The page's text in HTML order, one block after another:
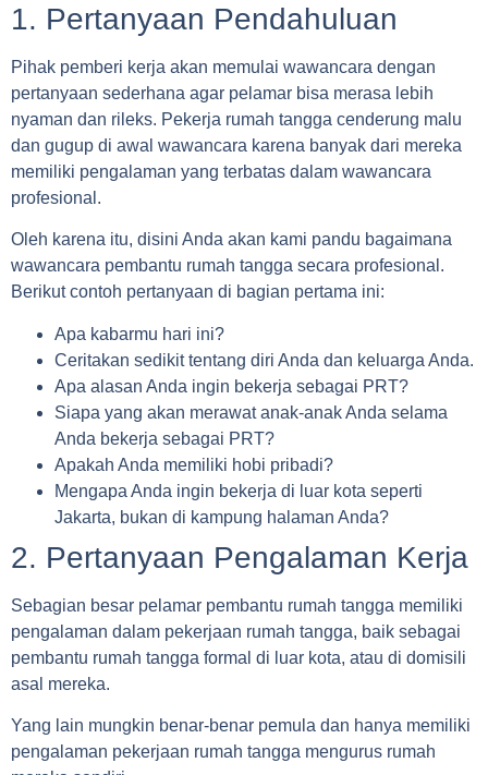
1. Pertanyaan Pendahuluan
Pihak pemberi kerja akan memulai wawancara dengan
pertanyaan sederhana agar pelamar bisa merasa lebih
nyaman dan rileks. Pekerja rumah tangga cenderung malu
dan gugup di awal wawancara karena banyak dari mereka
memiliki pengalaman yang terbatas dalam wawancara
profesional.
Oleh karena itu, disini Anda akan kami pandu bagaimana
wawancara pembantu rumah tangga secara profesional.
Berikut contoh pertanyaan di bagian pertama ini:
Apa kabarmu hari ini?
Ceritakan sedikit tentang diri Anda dan keluarga Anda.
Apa alasan Anda ingin bekerja sebagai PRT?
Siapa yang akan merawat anak-anak Anda selama
Anda bekerja sebagai PRT?
Apakah Anda memiliki hobi pribadi?
Mengapa Anda ingin bekerja di luar kota seperti
Jakarta, bukan di kampung halaman Anda?
2. Pertanyaan Pengalaman Kerja
Sebagian besar pelamar pembantu rumah tangga memiliki
pengalaman dalam pekerjaan rumah tangga, baik sebagai
pembantu rumah tangga formal di luar kota, atau di domisili
asal mereka.
Yang lain mungkin benar-benar pemula dan hanya memiliki
pengalaman pekerjaan rumah tangga mengurus rumah